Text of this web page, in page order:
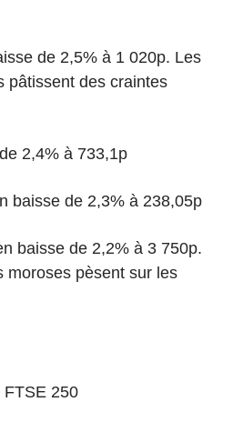
de 2,5% à 1 020p. Les
pâtissent des craintes
2,4% à 733,1p
baisse de 2,3% à 238,05p
baisse de 2,2% à 3 750p.
moroses pèsent sur les
FTSE 250